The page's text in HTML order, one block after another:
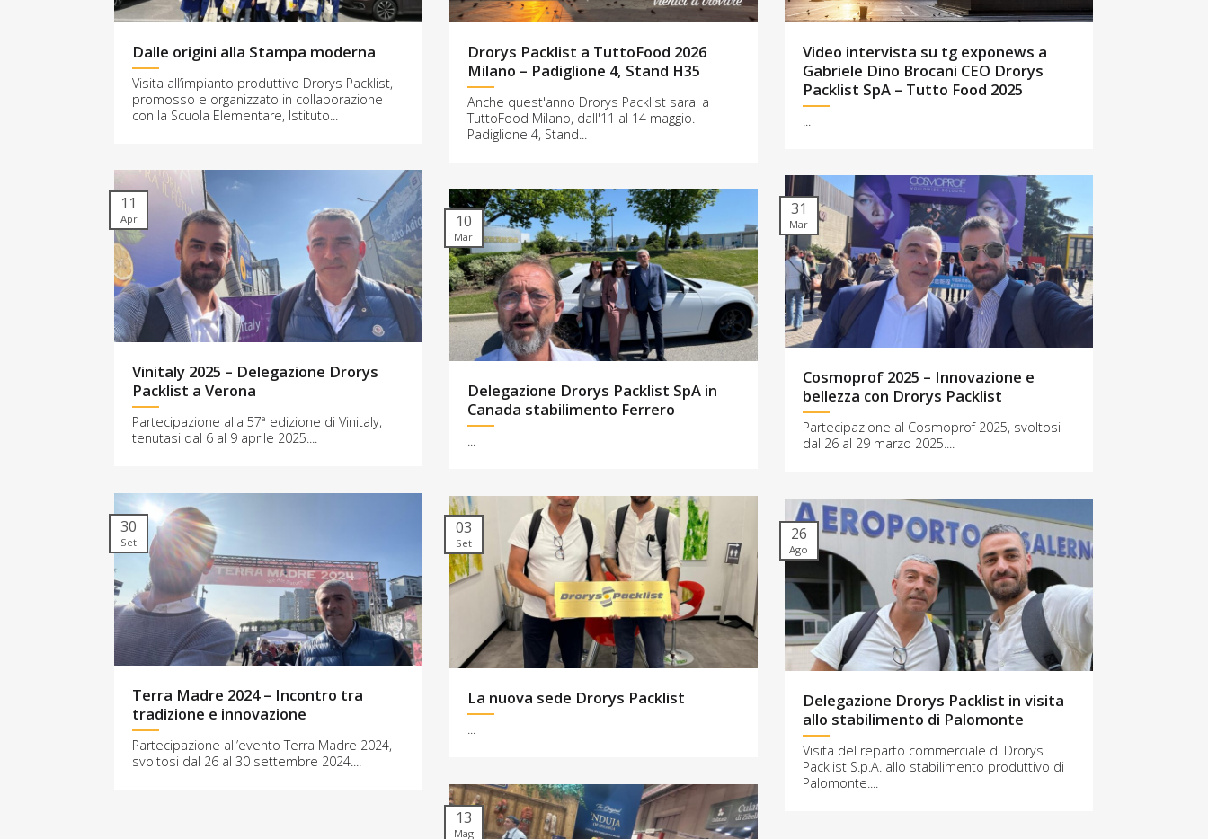
Dalle origini alla Stampa moderna
Visita all’impianto produttivo Drorys Packlist,
promosso e organizzato in collaborazione
con la Scuola Elementare, Istituto...
Drorys Packlist a TuttoFood 2026
Milano – Padiglione 4, Stand H35
Anche quest'anno Drorys Packlist sara' a
TuttoFood Milano, dall'11 al 14 maggio.
Padiglione 4, Stand...
Video intervista su tg exponews a
Gabriele Dino Brocani CEO Drorys
Packlist SpA – Tutto Food 2025
...
Vinitaly 2025 – Delegazione Drorys
Packlist a Verona
Partecipazione alla 57ª edizione di Vinitaly,
tenutasi dal 6 al 9 aprile 2025.​...
11
Apr
Cosmoprof 2025 – Innovazione e
bellezza con Drorys Packlist
Partecipazione al Cosmoprof 2025, svoltosi
dal 26 al 29 marzo 2025....
31
Mar
Delegazione Drorys Packlist SpA in
Canada stabilimento Ferrero
...
10
Mar
Terra Madre 2024 – Incontro tra
tradizione e innovazione
Partecipazione all’evento Terra Madre 2024,
svoltosi dal 26 al 30 settembre 2024....
30
Set
La nuova sede Drorys Packlist
...
03
Set
Delegazione Drorys Packlist in visita
allo stabilimento di Palomonte
Visita del reparto commerciale di Drorys
Packlist S.p.A. allo stabilimento produttivo di
Palomonte.​...
26
Ago
13
Mag